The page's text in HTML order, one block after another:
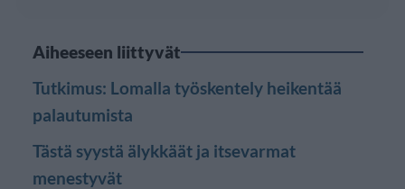
Aiheeseen liittyvät
Tutkimus: Lomalla työskentely heikentää
palautumista
Tästä syystä älykkäät ja itsevarmat
menestyvät